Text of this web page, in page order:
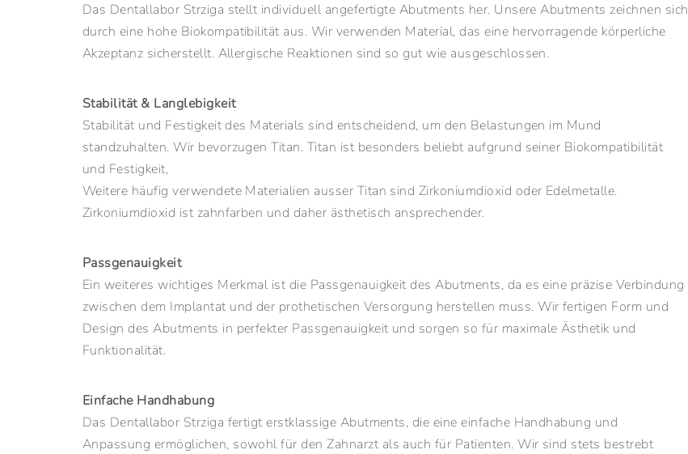
Das Dentallabor Strziga stellt individuell angefertigte Abutments her. Unsere Abutments zeichnen sich
durch eine hohe Biokompatibilität aus. Wir verwenden Material, das eine hervorragende körperliche
Akzeptanz sicherstellt. Allergische Reaktionen sind so gut wie ausgeschlossen.
Stabilität & Langlebigkeit
Stabilität und Festigkeit des Materials sind entscheidend, um den Belastungen im Mund
standzuhalten. Wir bevorzugen Titan. Titan ist besonders beliebt aufgrund seiner Biokompatibilität
und Festigkeit,
Weitere häufig verwendete Materialien ausser Titan sind Zirkoniumdioxid oder Edelmetalle.
Zirkoniumdioxid ist zahnfarben und daher ästhetisch ansprechender.
Passgenauigkeit
Ein weiteres wichtiges Merkmal ist die Passgenauigkeit des Abutments, da es eine präzise Verbindung
zwischen dem Implantat und der prothetischen Versorgung herstellen muss. Wir fertigen Form und
Design des Abutments in perfekter Passgenauigkeit und sorgen so für maximale Ästhetik und
Funktionalität.
Einfache Handhabung
Das Dentallabor Strziga fertigt erstklassige Abutments, die eine einfache Handhabung und
Anpassung ermöglichen, sowohl für den Zahnarzt als auch für Patienten. Wir sind stets bestrebt